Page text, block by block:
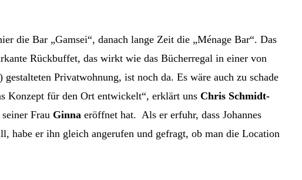
die Bar „Gamsei“, danach lange Zeit die „Ménage Bar“. Das
Rückbuffet, das wirkt wie das Bücherregal in einer von
Privatwohnung, ist noch da. Es wäre auch zu schade
Konzept für den Ort entwickelt“, erklärt uns Chris Schmidt-
Frau Ginna eröffnet hat. Als er erfuhr, dass Johannes
habe er ihn gleich angerufen und gefragt, ob man die Location